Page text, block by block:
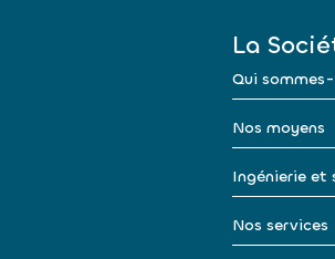
La
Qui
Nos moyens
Ingénierie et
Nos services